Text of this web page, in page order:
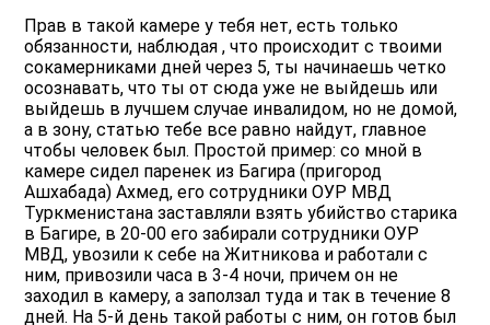
Прав в такой камере у тебя нет, есть только
обязанности, наблюдая , что происходит с твоими
сокамерниками дней через 5, ты начинаешь четко
осознавать, что ты от сюда уже не выйдешь или
выйдешь в лучшем случае инвалидом, но не домой,
а в зону, статью тебе все равно найдут, главное
чтобы человек был. Простой пример: со мной в
камере сидел паренек из Багира (пригород
Ашхабада) Ахмед, его сотрудники ОУР МВД
Туркменистана заставляли взять убийство старика
в Багире, в 20-00 его забирали сотрудники ОУР
МВД, увозили к себе на Житникова и работали с
ним, привозили часа в 3-4 ночи, причем он не
заходил в камеру, а заползал туда и так в течение 8
дней. На 5-й день такой работы с ним, он готов был